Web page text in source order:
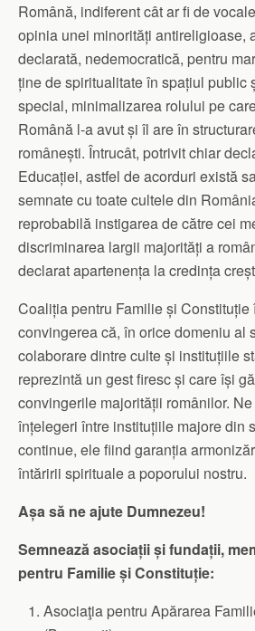
Română, indiferent cât ar fi de
opinia unei minorități antireligioase,
declarată, nedemocratică, pentru
ține de spiritualitate în spațiul public
special, minimalizarea rolului pe
Română l-a avut și îl are în
românești. Întrucât, potrivit chiar
Educației, astfel de acorduri există
semnate cu toate cultele din
reprobabilă instigarea de către cei
discriminarea largii majorități a
declarat apartenența la credința
Coaliția pentru Familie și Constituție
convingerea că, în orice domeniu al
colaborare dintre culte și instituțiile
reprezintă un gest firesc și care își
convingerile majorității românilor.
înțelegeri între instituțiile majore din
continue, ele fiind garanția
întăririi spirituale a poporului nostru.
Așa să ne ajute Dumnezeu!
Semnează asociații și fundații,
pentru Familie și Constituție:
Asociaţia pentru Apărarea